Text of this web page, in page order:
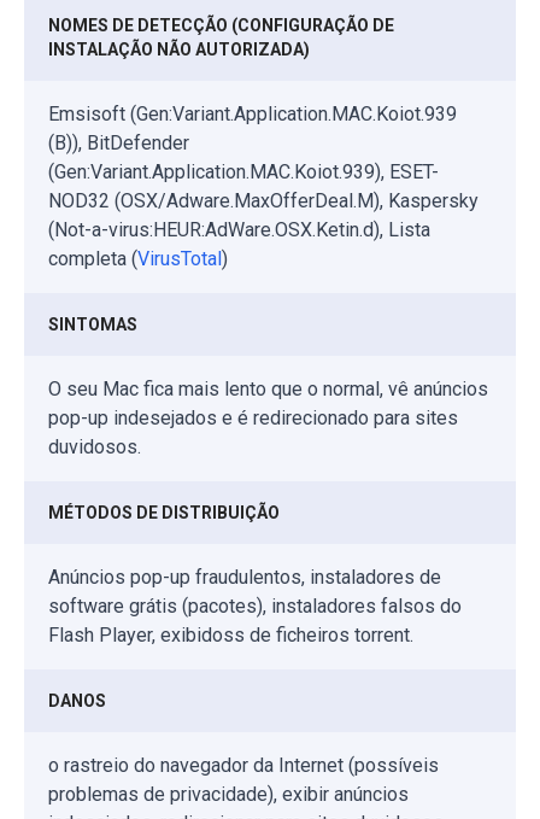
NOMES DE DETECÇÃO (CONFIGURAÇÃO DE
INSTALAÇÃO NÃO AUTORIZADA)
Emsisoft (Gen:Variant.Application.MAC.Koiot.939
(B)), BitDefender
(Gen:Variant.Application.MAC.Koiot.939), ESET-
NOD32 (OSX/Adware.MaxOfferDeal.M), Kaspersky
(Not-a-virus:HEUR:AdWare.OSX.Ketin.d), Lista
completa (VirusTotal )
SINTOMAS
O seu Mac fica mais lento que o normal, vê anúncios
pop-up indesejados e é redirecionado para sites
duvidosos.
MÉTODOS DE DISTRIBUIÇÃO
Anúncios pop-up fraudulentos, instaladores de
software grátis (pacotes), instaladores falsos do
Flash Player, exibidoss de ficheiros torrent.
DANOS
o rastreio do navegador da Internet (possíveis
problemas de privacidade), exibir anúncios